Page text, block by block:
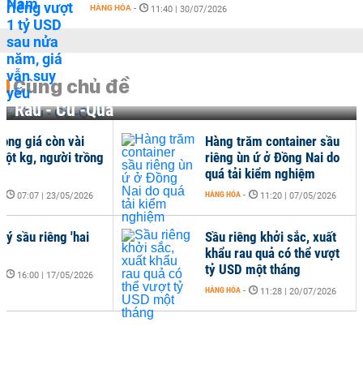
HÀNG HÓA - 11:40 | 30/07/2026
Cùng chủ đề
Rau - Củ -Quả
Sầu riêng khởi sắc, xuất
khẩu rau quả có thể vượt
tỷ USD một tháng
HÀNG HÓA - 11:28 | 20/07/2026
giá còn vài
kg, người trồng
07:07 | 23/05/2026
lý sầu riêng 'hai
16:00 | 17/05/2026
Hàng trăm container sầu
riêng ùn ứ ở Đồng Nai do
quá tải kiểm nghiệm
HÀNG HÓA - 11:20 | 07/05/2026